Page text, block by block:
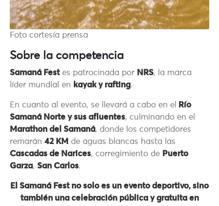
Foto cortesía prensa
Sobre la competencia
Samaná Festes patrocinada por NRS, la marca
líder mundial en kayak y rafting.
En cuanto al evento, se llevará a cabo en el
Río
Samaná Norte y sus afluentes, culminando en el
Marathon del Samaná, donde los competidores
remarán 42 KM de aguas blancas hasta las
Cascadas de Narices, corregimiento de Puerto
Garza, San Carlos.
El Samaná Fest no solo es un evento deportivo, sino
también una celebración pública y gratuita en